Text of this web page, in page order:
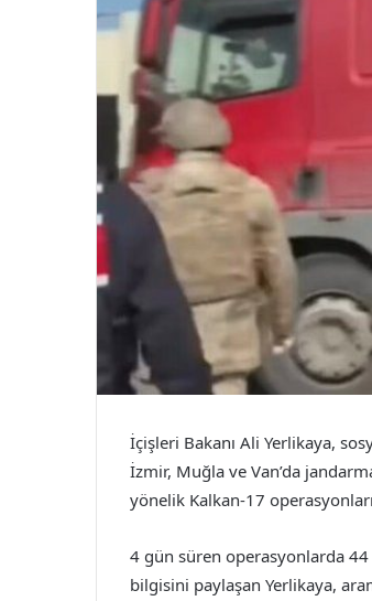
İçişleri Bakanı Ali Yerlikaya,
İzmir, Muğla ve Van’da
yönelik Kalkan-17
4 gün süren operasyonlarda 44
bilgisini paylaşan Yerlikaya,